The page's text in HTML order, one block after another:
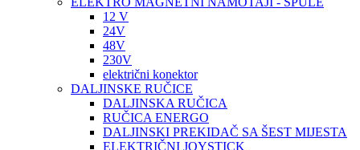
12 V
24V
48V
230V
električni konektor
DALJINSKE RUČICE
DALJINSKA RUČICA
RUČICA ENERGO
DALJINSKI PREKIDAČ SA ŠEST MIJESTA
ELEKTRIČNI JOYSTICK